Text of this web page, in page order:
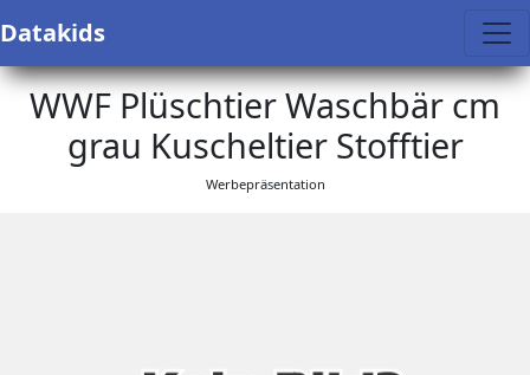
Datakids
WWF Plüschtier Waschbär cm
grau Kuscheltier Stofftier
Werbepräsentation